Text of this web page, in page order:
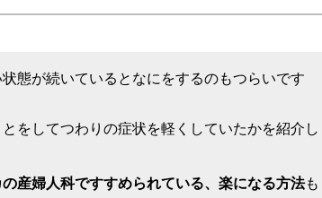
態が続いているとなにをするのもつらいです
をしてつわりの症状を軽くしていたかを紹介し
産婦人科ですすめられている、楽になる方法も